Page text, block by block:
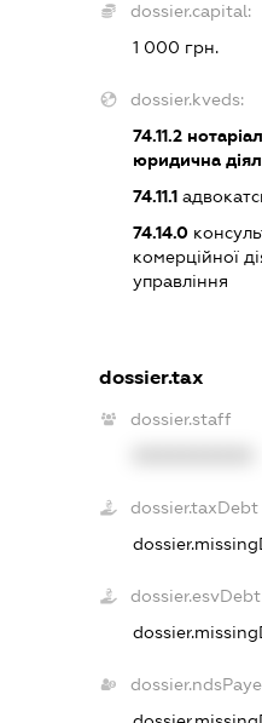
dossier.capital:
1 000 грн.
dossier.kveds:
74.11.2
юридична
74.11.1
74.14.0
комерційної
управління
dossier.tax
dossier.staff
dossier.taxDebt
dossier.esvDebt